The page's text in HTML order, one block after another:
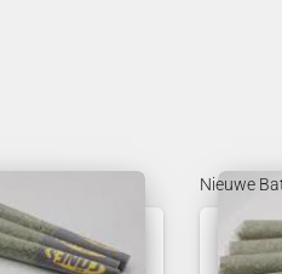
Nieuwe